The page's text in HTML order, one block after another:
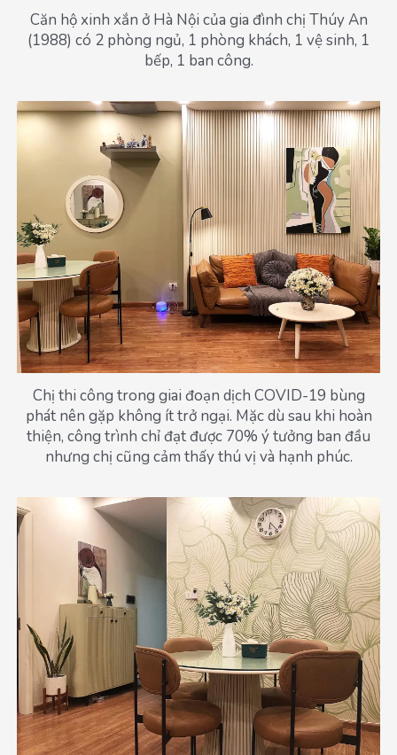
Căn hộ xinh xắn ở Hà Nội của gia đình chị Thúy An
(1988) có 2 phòng ngủ, 1 phòng khách, 1 vệ sinh, 1
bếp, 1 ban công.
Chị thi công trong giai đoạn dịch COVID-19 bùng
phát nên gặp không ít trở ngại. Mặc dù sau khi hoàn
thiện, công trình chỉ đạt được 70% ý tưởng ban đầu
nhưng chị cũng cảm thấy thú vị và hạnh phúc.